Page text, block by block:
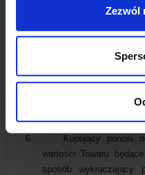
Zezwól
albo innym
złożenia oświadczenia
Zwroty Towarów
pobraniem, nie będą
6.
Kupujący ponosi
wartości Towaru
sposób wykraczający